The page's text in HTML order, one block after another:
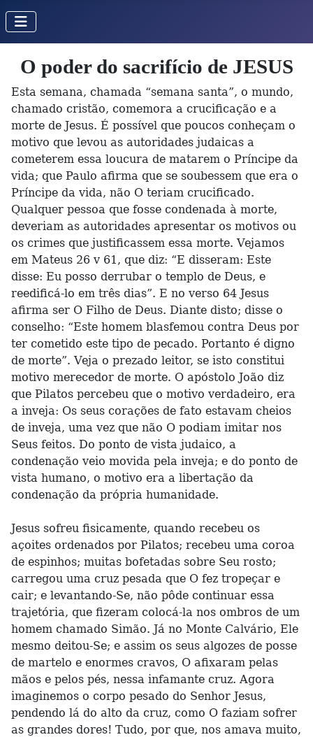
O poder do sacrifício de JESUS
Esta semana, chamada “semana santa”, o mundo,
chamado cristão, comemora a crucificação e a
morte de Jesus. É possível que poucos conheçam o
motivo que levou as autoridades judaicas a
cometerem essa loucura de matarem o Príncipe da
vida; que Paulo afirma que se soubessem que era o
Príncipe da vida, não O teriam crucificado.
Qualquer pessoa que fosse condenada à morte,
deveriam as autoridades apresentar os motivos ou
os crimes que justificassem essa morte. Vejamos
em Mateus 26 v 61, que diz: “E disseram: Este
disse: Eu posso derrubar o templo de Deus, e
reedificá-lo em três dias”. E no verso 64 Jesus
afirma ser O Filho de Deus. Diante disto; disse o
conselho: “Este homem blasfemou contra Deus por
ter cometido este tipo de pecado. Portanto é digno
de morte”. Veja o prezado leitor, se isto constitui
motivo merecedor de morte. O apóstolo João diz
que Pilatos percebeu que o motivo verdadeiro, era
a inveja: Os seus corações de fato estavam cheios
de inveja, uma vez que não O podiam imitar nos
Seus feitos. Do ponto de vista judaico, a
condenação veio movida pela inveja; e do ponto de
vista humano, o motivo era a libertação da
condenação da própria humanidade.
Jesus sofreu fisicamente, quando recebeu os
açoites ordenados por Pilatos; recebeu uma coroa
de espinhos; muitas bofetadas sobre Seu rosto;
carregou uma cruz pesada que O fez tropeçar e
cair; e levantando-Se, não pôde continuar essa
trajetória, que fizeram colocá-la nos ombros de um
homem chamado Simão. Já no Monte Calvário, Ele
mesmo deitou-Se; e assim os seus algozes de posse
de martelo e enormes cravos, O afixaram pelas
mãos e pelos pés, nessa infamante cruz. Agora
imaginemos o corpo pesado do Senhor Jesus,
pendendo lá do alto da cruz, como O faziam sofrer
as grandes dores! Tudo, por que, nos amava muito,